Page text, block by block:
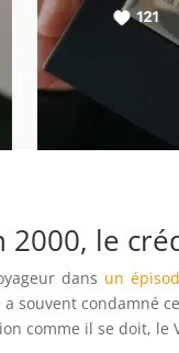
2000, le
dans un
a souvent condamné
comme il se doit,